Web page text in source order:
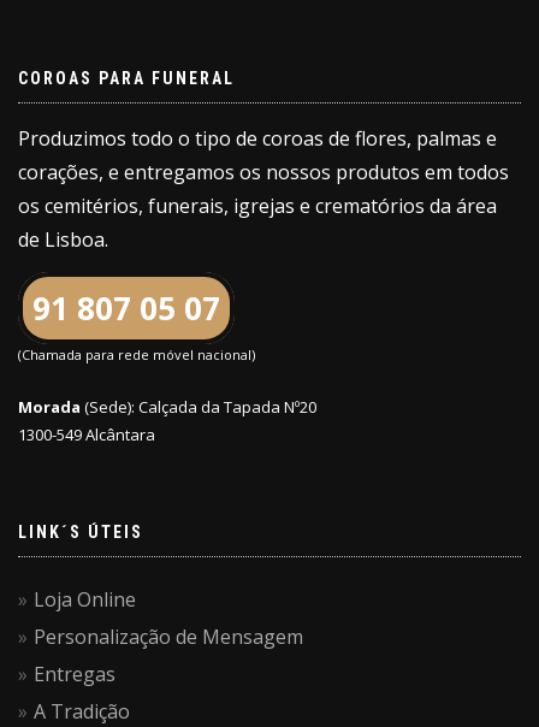
COROAS PARA FUNERAL
Produzimos todo o tipo de coroas de flores, palmas e
corações, e entregamos os nossos produtos em todos
os cemitérios, funerais, igrejas e crematórios da área
de Lisboa.
91 807 05 07
(Chamada para rede móvel nacional)
Morada (Sede): Calçada da Tapada Nº20
1300-549 Alcântara
LINK´S ÚTEIS
Loja Online
Personalização de Mensagem
Entregas
A Tradição